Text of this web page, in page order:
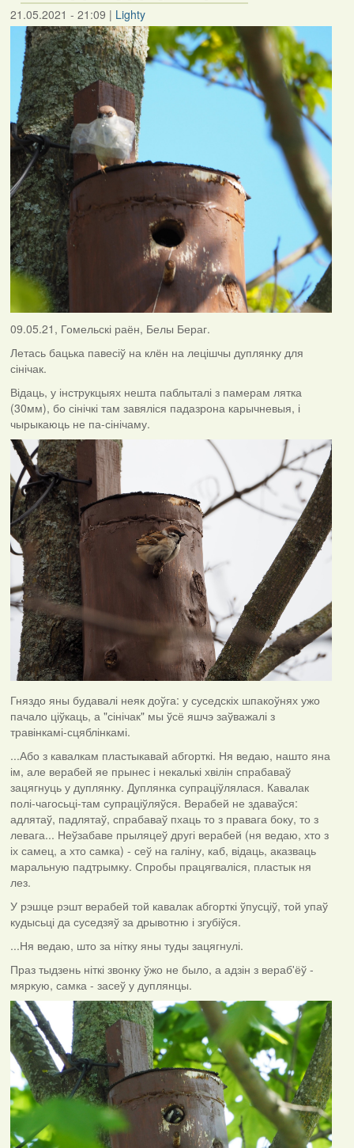
21.05.2021 - 21:09 | Lighty
09.05.21, Гомельскі раён, Белы Бераг.
Летась бацька павесіў на клён на лецішчы дуплянку для
сінічак.
Відаць, у інструкцыях нешта паблыталі з памерам лятка
(30мм), бо сінічкі там завяліся падазрона карычневыя, і
чырыкаюць не па-сінічаму.
Гняздо яны будавалі неяк доўга: у суседскіх шпакоўнях ужо
пачало ціўкаць, а "сінічак" мы ўсё яшчэ заўважалі з
травінкамі-сцяблінкамі.
...Або з кавалкам пластыкавай абгорткі. Ня ведаю, нашто яна
ім, але верабей яе прынес і некалькі хвілін спрабаваў
зацягнуць у дуплянку. Дуплянка супраціўлялася. Кавалак
полі-чагосьці-там супраціўляўся. Верабей не здаваўся:
адлятаў, падлятаў, спрабаваў пхаць то з правага боку, то з
левага... Неўзабаве прыляцеў другі верабей (ня ведаю, хто з
іх самец, а хто самка) - сеў на галіну, каб, відаць, аказваць
маральную падтрымку. Спробы працягваліся, пластык ня
лез.
У рэшце рэшт верабей той кавалак абгорткі ўпусціў, той упаў
кудысьці да суседзяў за дрывотню і згубіўся.
...Ня ведаю, што за нітку яны туды зацягнулі.
Праз тыдзень ніткі звонку ўжо не было, а адзін з вераб'ёў -
мяркую, самка - засеў у дуплянцы.